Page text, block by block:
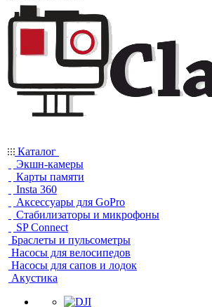
Каталог
Экшн-камеры
Карты памяти
Insta 360
Аксессуары для GoPro
Стабилизаторы и микрофоны
SP Connect
Браслеты и пульсометры
Насосы для велосипедов
Насосы для сапов и лодок
Акустика